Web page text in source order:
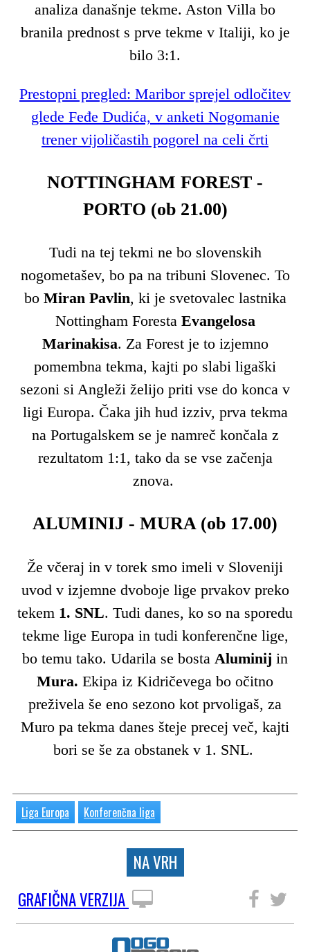
analiza današnje tekme. Aston Villa bo
branila prednost s prve tekme v Italiji, ko je
bilo 3:1.
Prestopni pregled: Maribor sprejel odločitev
glede Feđe Dudića, v anketi Nogomanie
trener vijoličastih pogorel na celi črti
NOTTINGHAM FOREST -
PORTO (ob 21.00)
Tudi na tej tekmi ne bo slovenskih
nogometašev, bo pa na tribuni Slovenec. To
bo Miran Pavlin, ki je svetovalec lastnika
Nottingham Foresta Evangelosa
Marinakisa. Za Forest je to izjemno
pomembna tekma, kajti po slabi ligaški
sezoni si Angleži želijo priti vse do konca v
ligi Europa. Čaka jih hud izziv, prva tekma
na Portugalskem se je namreč končala z
rezultatom 1:1, tako da se vse začenja
znova.
ALUMINIJ - MURA (ob 17.00)
Že včeraj in v torek smo imeli v Sloveniji
uvod v izjemne dvoboje lige prvakov preko
tekem 1. SNL. Tudi danes, ko so na sporedu
tekme lige Europa in tudi konferenčne lige,
bo temu tako. Udarila se bosta Aluminij in
Mura. Ekipa iz Kidričevega bo očitno
preživela še eno sezono kot prvoligaš, za
Muro pa tekma danes šteje precej več, kajti
bori se še za obstanek v 1. SNL.
Liga Europa Konferenčna liga
NA VRH
GRAFIČNA VERZIJA